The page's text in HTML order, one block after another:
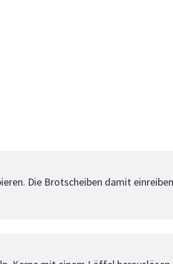
Die Brotscheiben damit